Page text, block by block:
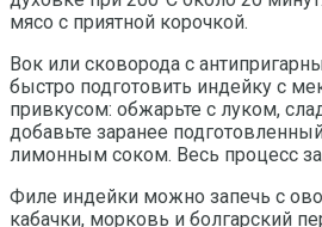
мясо с приятной корочкой.
Вок или сковорода с
быстро подготовить индейку с
привкусом: обжарьте с луком,
добавьте заранее
лимонным соком. Весь процесс
Филе индейки можно запечь с
кабачки, морковь и болгарский